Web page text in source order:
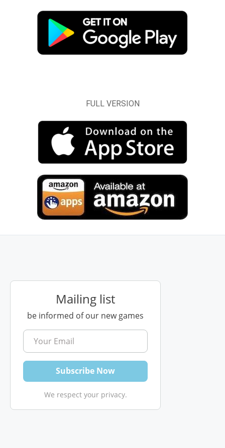
FULL VERSION
Mailing list
be informed of our new games
We respect your privacy.